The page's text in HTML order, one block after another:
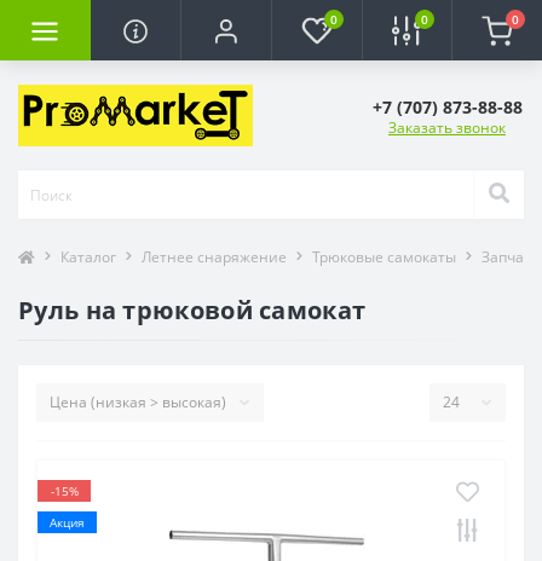
0 0 0
+7 (707) 873-88-88
Заказать звонок
Каталог Летнее снаряжение Трюковые самокаты
Руль на трюковой самокат
-15%
Акция